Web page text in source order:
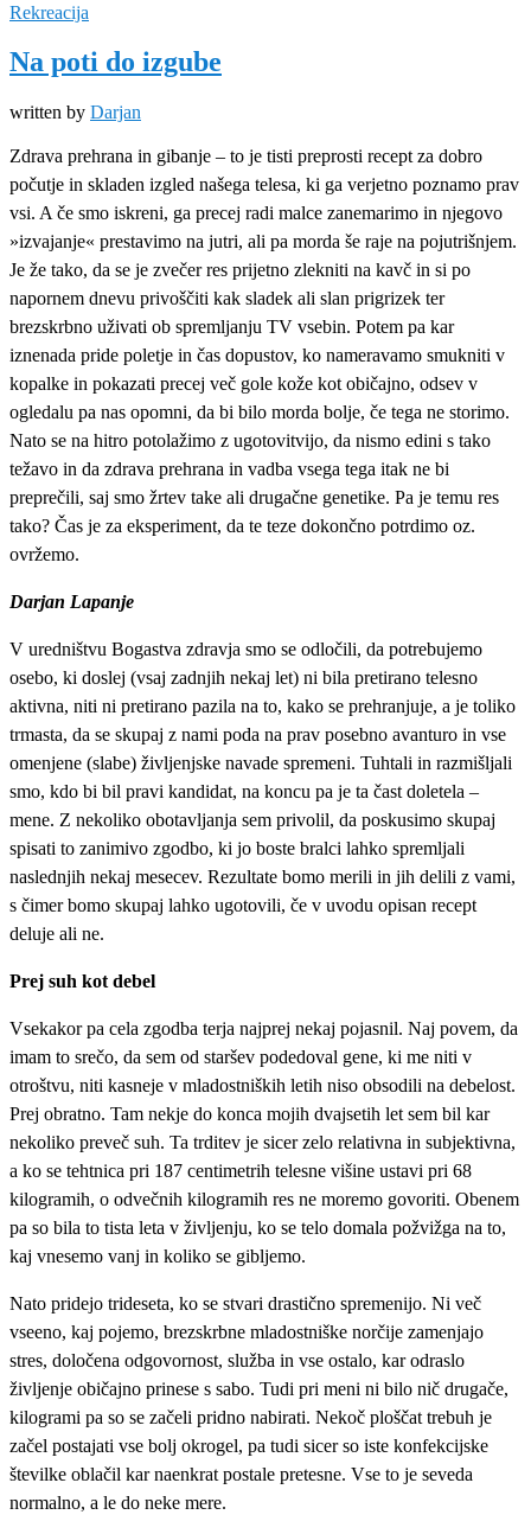
Rekreacija
Na poti do izgube
written by Darjan
Zdrava prehrana in gibanje – to je tisti preprosti recept za dobro
počutje in skladen izgled našega telesa, ki ga verjetno poznamo prav
vsi. A če smo iskreni, ga precej radi malce zanemarimo in njegovo
»izvajanje« prestavimo na jutri, ali pa morda še raje na pojutrišnjem.
Je že tako, da se je zvečer res prijetno zlekniti na kavč in si po
napornem dnevu privoščiti kak sladek ali slan prigrizek ter
brezskrbno uživati ob spremljanju TV vsebin. Potem pa kar
iznenada pride poletje in čas dopustov, ko nameravamo smukniti v
kopalke in pokazati precej več gole kože kot običajno, odsev v
ogledalu pa nas opomni, da bi bilo morda bolje, če tega ne storimo.
Nato se na hitro potolažimo z ugotovitvijo, da nismo edini s tako
težavo in da zdrava prehrana in vadba vsega tega itak ne bi
preprečili, saj smo žrtev take ali drugačne genetike. Pa je temu res
tako? Čas je za eksperiment, da te teze dokončno potrdimo oz.
ovržemo.
Darjan Lapanje
V uredništvu Bogastva zdravja smo se odločili, da potrebujemo
osebo, ki doslej (vsaj zadnjih nekaj let) ni bila pretirano telesno
aktivna, niti ni pretirano pazila na to, kako se prehranjuje, a je toliko
trmasta, da se skupaj z nami poda na prav posebno avanturo in vse
omenjene (slabe) življenjske navade spremeni. Tuhtali in razmišljali
smo, kdo bi bil pravi kandidat, na koncu pa je ta čast doletela –
mene. Z nekoliko obotavljanja sem privolil, da poskusimo skupaj
spisati to zanimivo zgodbo, ki jo boste bralci lahko spremljali
naslednjih nekaj mesecev. Rezultate bomo merili in jih delili z vami,
s čimer bomo skupaj lahko ugotovili, če v uvodu opisan recept
deluje ali ne.
Prej suh kot debel
Vsekakor pa cela zgodba terja najprej nekaj pojasnil. Naj povem, da
imam to srečo, da sem od staršev podedoval gene, ki me niti v
otroštvu, niti kasneje v mladostniških letih niso obsodili na debelost.
Prej obratno. Tam nekje do konca mojih dvajsetih let sem bil kar
nekoliko preveč suh. Ta trditev je sicer zelo relativna in subjektivna,
a ko se tehtnica pri 187 centimetrih telesne višine ustavi pri 68
kilogramih, o odvečnih kilogramih res ne moremo govoriti. Obenem
pa so bila to tista leta v življenju, ko se telo domala požvižga na to,
kaj vnesemo vanj in koliko se gibljemo.
Nato pridejo trideseta, ko se stvari drastično spremenijo. Ni več
vseeno, kaj pojemo, brezskrbne mladostniške norčije zamenjajo
stres, določena odgovornost, služba in vse ostalo, kar odraslo
življenje običajno prinese s sabo. Tudi pri meni ni bilo nič drugače,
kilogrami pa so se začeli pridno nabirati. Nekoč ploščat trebuh je
začel postajati vse bolj okrogel, pa tudi sicer so iste konfekcijske
številke oblačil kar naenkrat postale pretesne. Vse to je seveda
normalno, a le do neke mere.